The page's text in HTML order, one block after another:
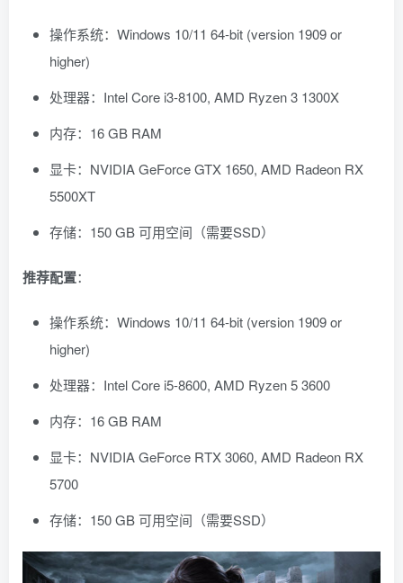
操作系统：Windows 10/11 64-bit (version 1909 or
higher)
处理器：Intel Core i3-8100, AMD Ryzen 3 1300X
内存：16 GB RAM
显卡：NVIDIA GeForce GTX 1650, AMD Radeon RX
5500XT
存储：150 GB 可用空间（需要SSD）
推荐配置：
操作系统：Windows 10/11 64-bit (version 1909 or
higher)
处理器：Intel Core i5-8600, AMD Ryzen 5 3600
内存：16 GB RAM
显卡：NVIDIA GeForce RTX 3060, AMD Radeon RX
5700
存储：150 GB 可用空间（需要SSD）